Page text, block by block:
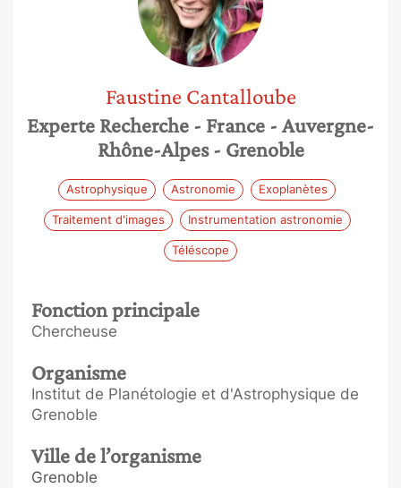
Faustine Cantalloube
Experte Recherche - France - Auvergne-
Rhône-Alpes - Grenoble
Astrophysique Astronomie Exoplanètes
Traitement d'images Instrumentation astronomie
Téléscope
Fonction principale
Chercheuse
Organisme
Institut de Planétologie et d'Astrophysique de
Grenoble
Ville de l’organisme
Grenoble